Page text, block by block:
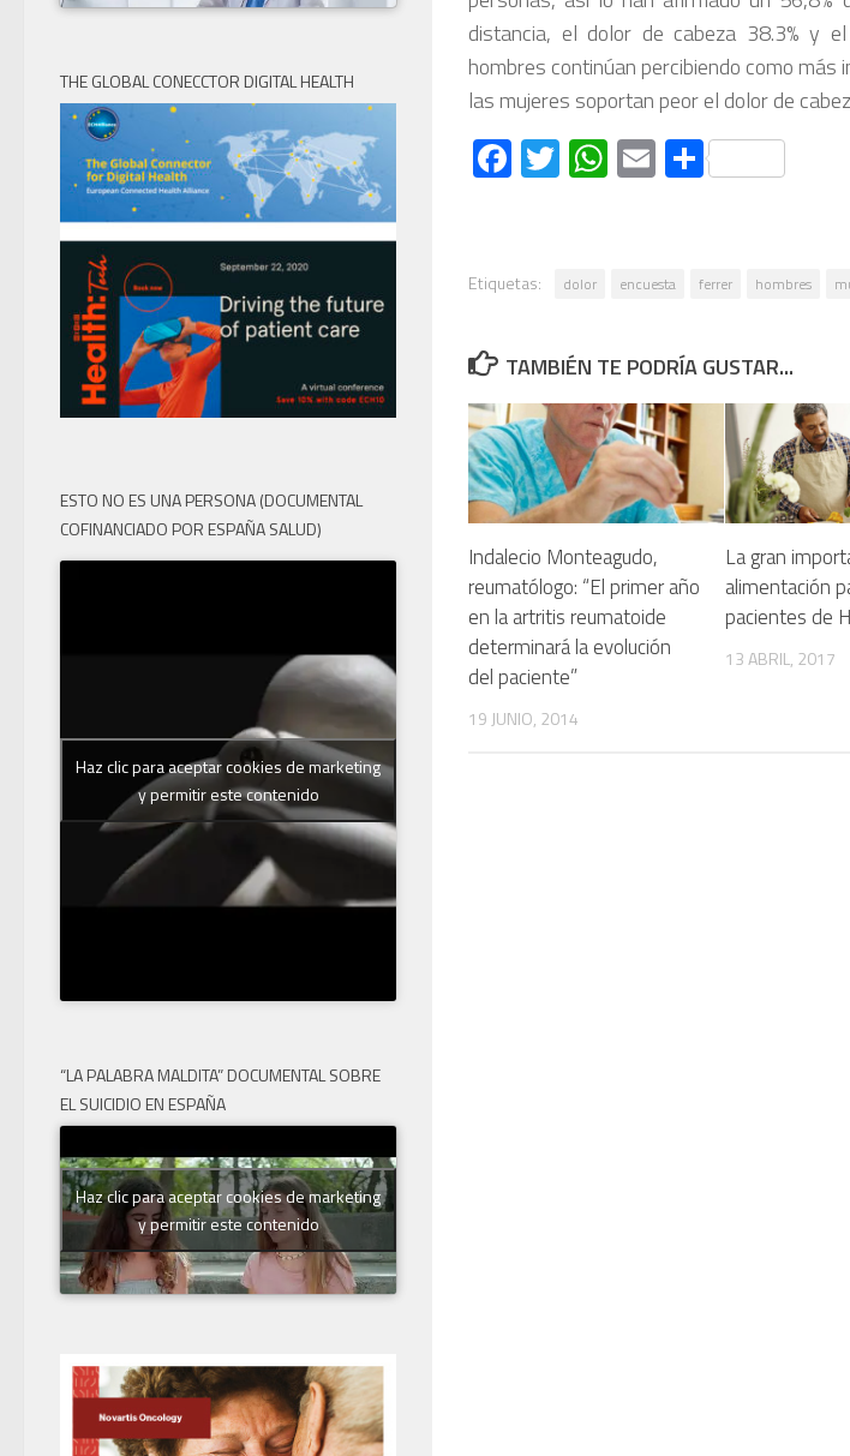
distancia, el dolor de cabeza 38.3% y
hombres continúan percibiendo como
las mujeres soportan peor el dolor de
Facebook
Twitter
WhatsApp
EmailCompartir
Etiquetas: dolor encuesta ferrer hombres
TAMBIÉN TE PODRÍA GUSTAR...
Indalecio Monteagudo,
reumatólogo: “El primer año
en la artritis reumatoide
determinará la evolución
del paciente”
19 JUNIO, 2014
La gran
alimentación
pacientes de
13 ABRIL, 2017
THE GLOBAL CONECCTOR DIGITAL HEALTH
ESTO NO ES UNA PERSONA (DOCUMENTAL
COFINANCIADO POR ESPAÑA SALUD)
Haz clic para aceptar cookies de marketing
y permitir este contenido
“LA PALABRA MALDITA” DOCUMENTAL SOBRE
EL SUICIDIO EN ESPAÑA
Haz clic para aceptar cookies de marketing
y permitir este contenido